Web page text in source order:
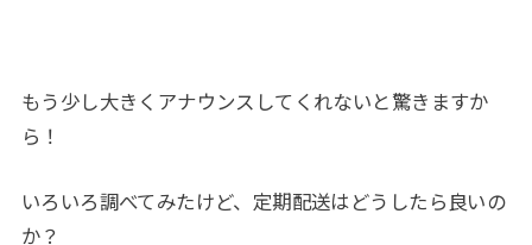
もう少し大きくアナウンスしてくれないと驚きますか
ら！
いろいろ調べてみたけど、定期配送はどうしたら良いの
か？